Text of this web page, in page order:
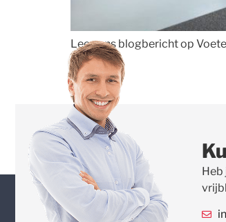
Lees ons blogbericht op
Heb